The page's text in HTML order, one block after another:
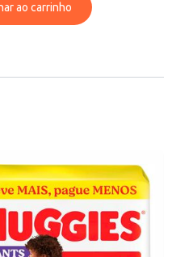
ao carrinho